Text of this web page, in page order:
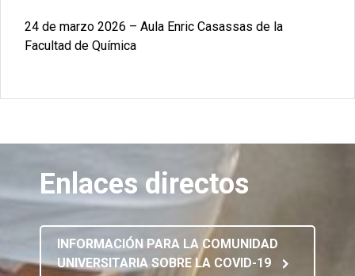
24 de marzo 2026 – Aula Enric Casassas de la
Facultad de Química
Enlaces directos
INFORMACIÓN PARA LA COMUNIDAD
UNIVERSITARIA SOBRE LA COVID-19